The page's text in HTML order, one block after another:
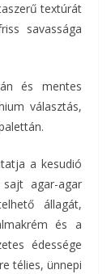
textúrát
savassága
és mentes
választás,
a kesudió
agar-agar
állagát,
és a
édessége
télies, ünnepi